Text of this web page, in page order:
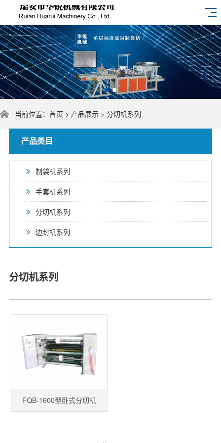
当前位置： 首页 > 产品展示 > 分切机系列
产品类目
制袋机系列
手套机系列
分切机系列
边封机系列
分切机系列
FQB-1600型卧式分切机